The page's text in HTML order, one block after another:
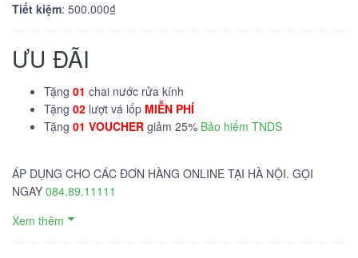
Tiết kiệm: 500.000₫
ƯU ĐÃI
Tặng 01 chai nước rửa kính
Tặng 02 lượt vá lốp MIỄN PHÍ
Tặng 01 VOUCHER giảm 25% Bảo hiểm TNDS
ÁP DỤNG CHO CÁC ĐƠN HÀNG ONLINE TẠI HÀ NỘI. GỌI
NGAY 084.89.11111
Xem thêm